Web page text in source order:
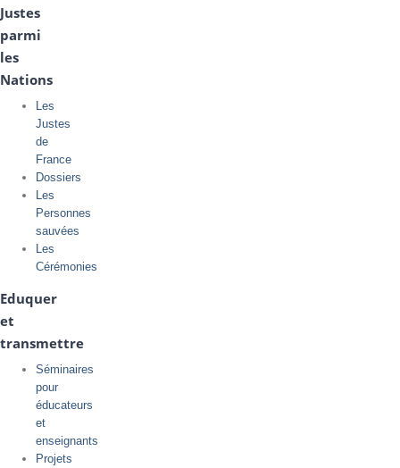
Justes
parmi
les
Nations
Les
Justes
de
France
Dossiers
Les
Personnes
sauvées
Les
Cérémonies
Eduquer
et
transmettre
Séminaires
pour
éducateurs
et
enseignants
Projets